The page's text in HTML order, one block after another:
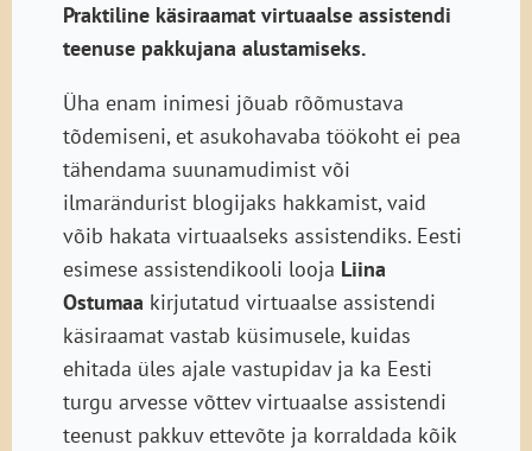
Praktiline käsiraamat virtuaalse assistendi
teenuse pakkujana alustamiseks.
Üha enam inimesi jõuab rõõmustava
tõdemiseni, et asukohavaba töökoht ei pea
tähendama suunamudimist või
ilmarändurist blogijaks hakkamist, vaid
võib hakata virtuaalseks assistendiks. Eesti
esimese assistendikooli looja Liina
Ostumaa kirjutatud virtuaalse assistendi
käsiraamat vastab küsimusele, kuidas
ehitada üles ajale vastupidav ja ka Eesti
turgu arvesse võttev virtuaalse assistendi
teenust pakkuv ettevõte ja korraldada kõik